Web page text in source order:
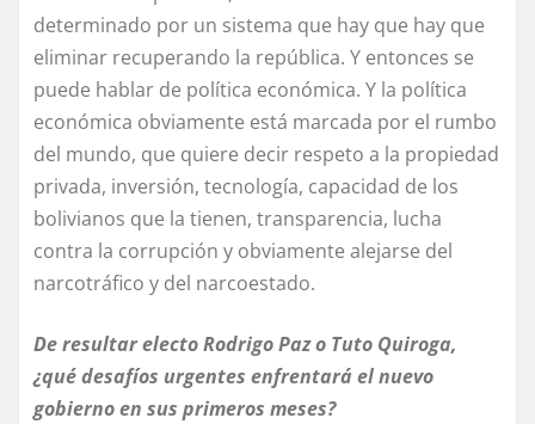
determinado por un sistema que hay que hay que
eliminar recuperando la república. Y entonces se
puede hablar de política económica. Y la política
económica obviamente está marcada por el rumbo
del mundo, que quiere decir respeto a la propiedad
privada, inversión, tecnología, capacidad de los
bolivianos que la tienen, transparencia, lucha
contra la corrupción y obviamente alejarse del
narcotráfico y del narcoestado.
De resultar electo Rodrigo Paz o Tuto Quiroga,
¿qué desafíos urgentes enfrentará el nuevo
gobierno en sus primeros meses?